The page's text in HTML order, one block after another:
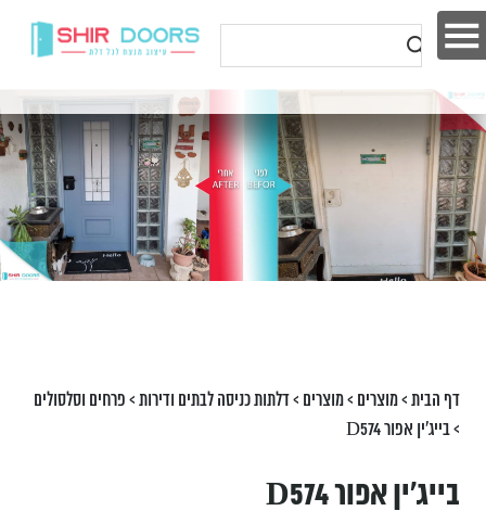
דף הבית>מוצרים >מוצרים >דלתות כניסה לבתים ודירות> פרחים וסלסולים
>בייג'ין אפור D574
בייג'ין אפור D574